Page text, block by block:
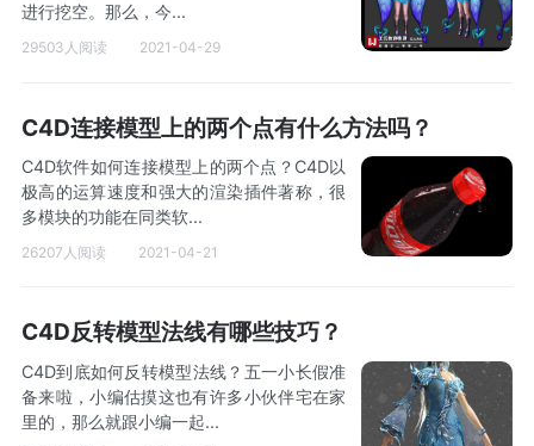
进行挖空。那么，今...
29503人阅读 2021-04-29
C4D连接模型上的两个点有什么方法吗？
C4D软件如何连接模型上的两个点？C4D以
极高的运算速度和强大的渲染插件著称，很
多模块的功能在同类软...
26207人阅读 2021-04-21
C4D反转模型法线有哪些技巧？
C4D到底如何反转模型法线？五一小长假准
备来啦，小编估摸这也有许多小伙伴宅在家
里的，那么就跟小编一起...